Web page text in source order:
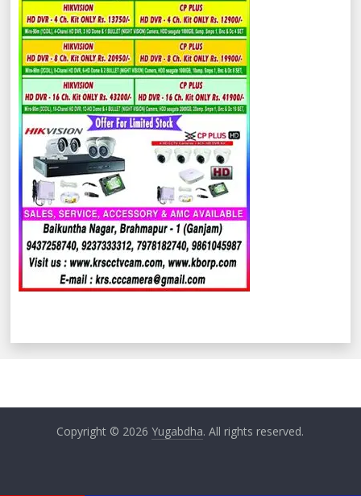
Copyright © 2026Yugabdha. All rights reserved.